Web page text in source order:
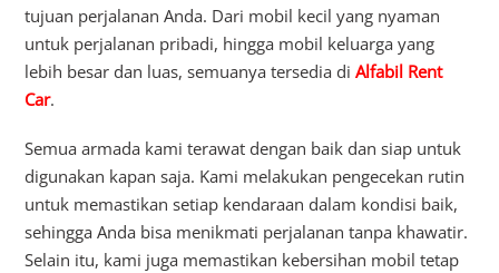
tujuan perjalanan Anda. Dari mobil kecil yang nyaman
untuk perjalanan pribadi, hingga mobil keluarga yang
lebih besar dan luas, semuanya tersedia diAlfabil Rent
Car.
Semua armada kami terawat dengan baik dan siap untuk
digunakan kapan saja. Kami melakukan pengecekan rutin
untuk memastikan setiap kendaraan dalam kondisi baik,
sehingga Anda bisa menikmati perjalanan tanpa khawatir.
Selain itu, kami juga memastikan kebersihan mobil tetap